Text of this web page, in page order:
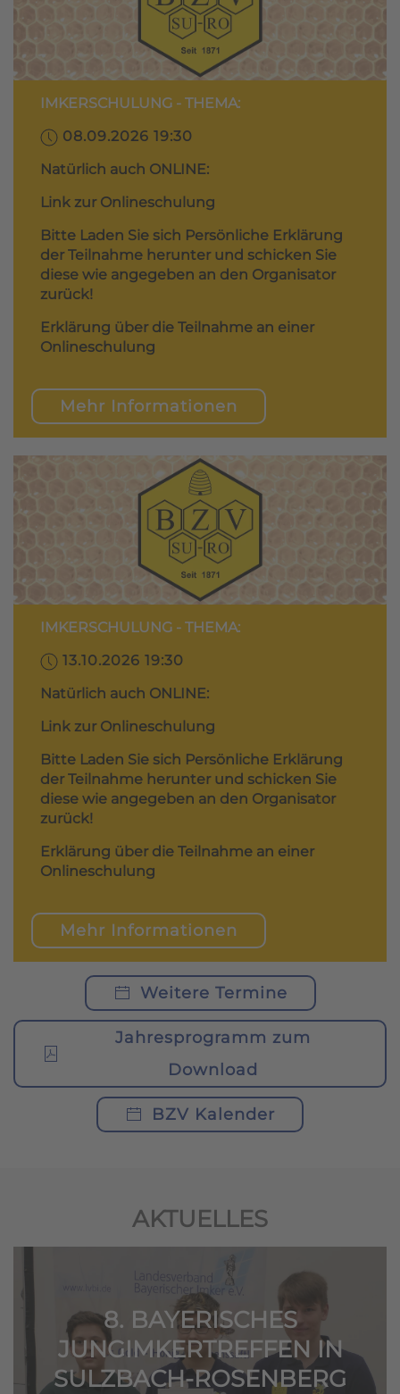
IMKERSCHULUNG - THEMA:
08.09.2026 19:30
Natürlich auch ONLINE:
Link zur Onlineschulung
Bitte Laden Sie sich Persönliche Erklärung
der Teilnahme herunter und schicken Sie
diese wie angegeben an den Organisator
zurück!
Erklärung über die Teilnahme an einer
Onlineschulung
Mehr Informationen
IMKERSCHULUNG - THEMA:
13.10.2026 19:30
Natürlich auch ONLINE:
Link zur Onlineschulung
Bitte Laden Sie sich Persönliche Erklärung
der Teilnahme herunter und schicken Sie
diese wie angegeben an den Organisator
zurück!
Erklärung über die Teilnahme an einer
Onlineschulung
Mehr Informationen
Weitere Termine
Jahresprogramm zum
Download
BZV Kalender
AKTUELLES
8. BAYERISCHES
JUNGIMKERTREFFEN IN
SULZBACH-ROSENBERG